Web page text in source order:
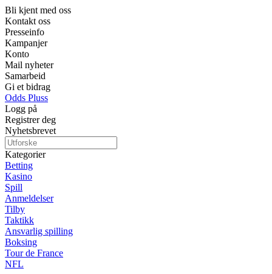
Bli kjent med oss
Kontakt oss
Presseinfo
Kampanjer
Konto
Mail nyheter
Samarbeid
Gi et bidrag
Odds Pluss
Logg på
Registrer deg
Nyhetsbrevet
Kategorier
Betting
Kasino
Spill
Anmeldelser
Tilby
Taktikk
Ansvarlig spilling
Boksing
Tour de France
NFL